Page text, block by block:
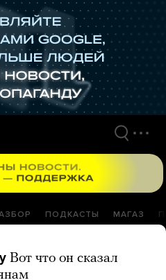
ПОДКАСТЫ МАГАЗ
Вот что он сказал